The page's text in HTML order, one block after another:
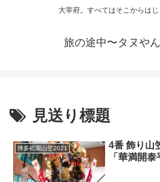
大宰府。すべてはそこからはじ
旅の途中〜タヌや
見送り標題
博多祇園山笠2021
4番 飾り山
「華満開